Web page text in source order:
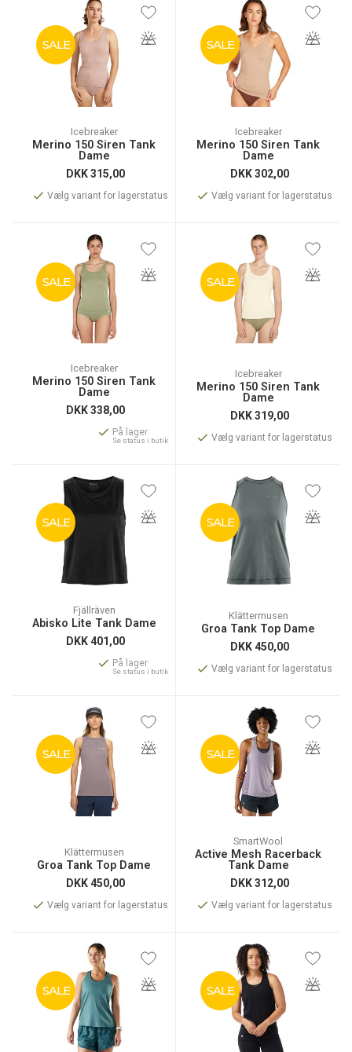
SALE
Icebreaker
Merino 150 Siren Tank
Dame
DKK315,00
Vælg variant for lagerstatus
SALE
Icebreaker
Merino 150 Siren Tank
Dame
DKK302,00
Vælg variant for lagerstatus
SALE
Icebreaker
Merino 150 Siren Tank
Dame
DKK338,00
På lager
Se status i butik
SALE
Icebreaker
Merino 150 Siren Tank
Dame
DKK319,00
Vælg variant for lagerstatus
SALE
Fjällräven
Abisko Lite Tank Dame
DKK401,00
På lager
Se status i butik
SALE
Klättermusen
Groa Tank Top Dame
DKK450,00
Vælg variant for lagerstatus
SALE
Klättermusen
Groa Tank Top Dame
DKK450,00
Vælg variant for lagerstatus
SALE
SmartWool
Active Mesh Racerback
Tank Dame
DKK312,00
Vælg variant for lagerstatus
SALE SALE